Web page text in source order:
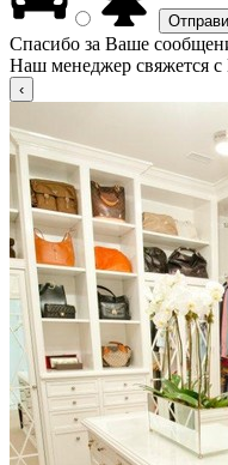
Спасибо за Ваше
Наш менеджер свяжется